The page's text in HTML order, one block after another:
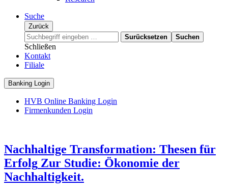
Suche
Zurück
Surücksetzen
Suchen
Schließen
Kontakt
Filiale
Banking Login
HVB Online Banking Login
Firmenkunden Login
Nachhaltige Transformation: Thesen für
Erfolg Zur Studie: Ökonomie der
Nachhaltigkeit.